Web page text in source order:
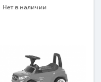
Нет в наличии
Материал
Комбинированный